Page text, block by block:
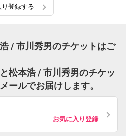
登録する
/ 市川秀男のチケットはご
松本浩 / 市川秀男のチケッ
ールでお届けします。
お気に入り登録